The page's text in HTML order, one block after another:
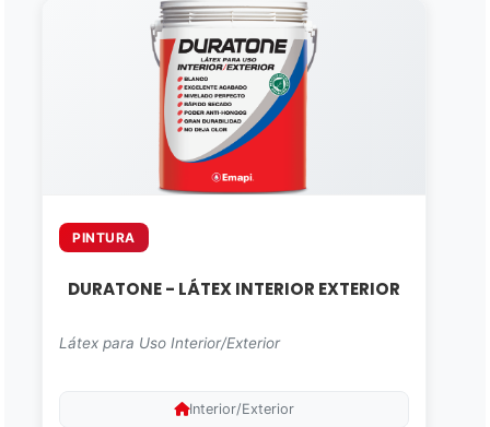
PINTURA
DURATONE - LÁTEX INTERIOR EXTERIOR
Látex para Uso Interior/Exterior
Interior/Exterior